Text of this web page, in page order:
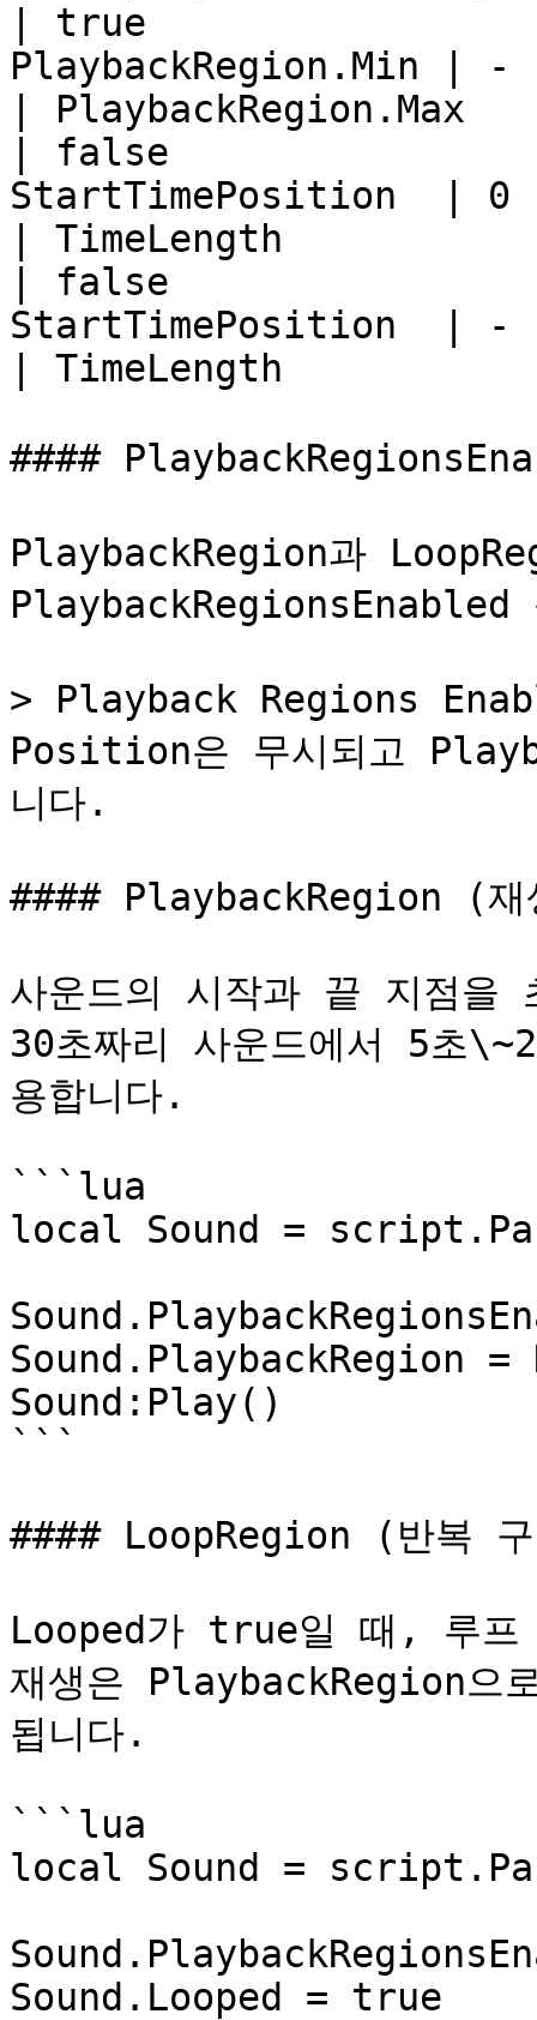
| true
PlaybackRegion.Min | -
|
| false
StartTimePosition  | 0
| TimeLength
| false
StartTimePosition  | -
| TimeLength
####
PlaybackRegion과
PlaybackRegionsEnabled
> Playback Regions
Position은 무시되고
니다.
#### PlaybackRegion (재
사운드의 시작과 끝 지점을
30초짜리 사운드에서 5초
용합니다.
```lua
local Sound =
Sound.PlaybackRegion
Sound:Play()
```
#### LoopRegion (반복
Looped가 true일 때, 루프
재생은 PlaybackRegion으
됩니다.
```lua
local Sound =
Sound.Looped = true